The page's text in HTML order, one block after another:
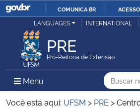
IR
COMUNICA BR
Ministério da Justiça e Segurança Pública
Ministério da Defesa
Ministério das Relações Exteriores
LANGUAGES INTERNATIONAL
PRE
Pró-Reitoria de Extensão
Menu Menu Principal do Sítio
Busca
Busca:
Você está aqui: UFSM > PRE >